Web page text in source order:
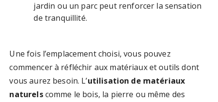
jardin ou un parc peut renforcer la sensation
de tranquillité.
Une fois l’emplacement choisi, vous pouvez
commencer à réfléchir aux matériaux et outils dont
vous aurez besoin. L’utilisation de matériaux
naturelscomme le bois, la pierre ou même des